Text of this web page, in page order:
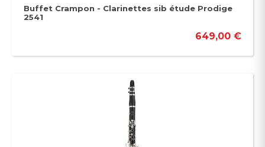
Buffet Crampon - Clarinettes sib étude Prodige
2541
649,00 €